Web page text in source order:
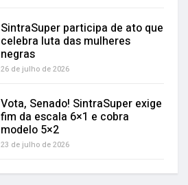
SintraSuper participa de ato que
celebra luta das mulheres
negras
26 de julho de 2026
Vota, Senado! SintraSuper exige
fim da escala 6×1 e cobra
modelo 5×2
23 de julho de 2026